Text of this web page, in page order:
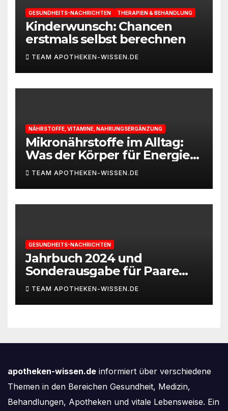
GESUNDHEITS-NACHRICHTEN THERAPIEN & BEHANDLUNG
Kinderwunsch: Chancen
erstmals selbst berechnen
TEAM APOTHEKEN-WISSEN.DE
NÄHRSTOFFE, VITAMINE, NAHRUNGSERGÄNZUNG
Mikronährstoffe im Alltag:
Was der Körper für Energie
und Leistungsfähigkeit
braucht
TEAM APOTHEKEN-WISSEN.DE
GESUNDHEITS-NACHRICHTEN
Jahrbuch 2024 und
Sonderausgabe für Paare
des Deutschen IVF-Registers:
Zahl der Mehrlingsgeburten
nach
TEAM APOTHEKEN-WISSEN.DE
apotheken-wissen.de informiert über verschiedene
Themen in den Bereichen Gesundheit, Medizin,
Behandlungen, Apotheken und vitale Lebensweise. Ein